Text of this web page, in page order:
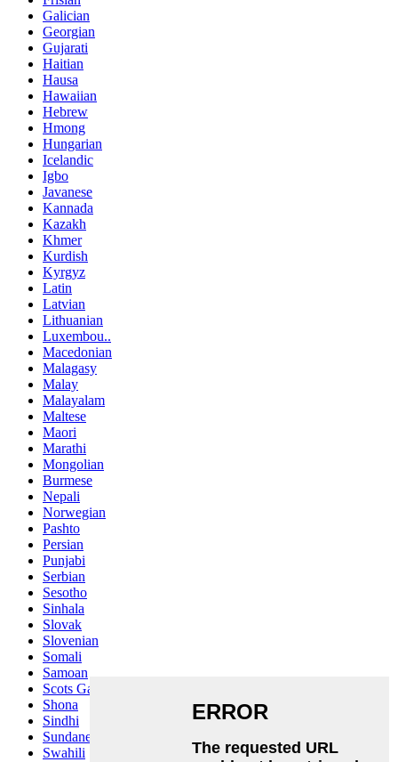
Galician
Georgian
Gujarati
Haitian
Hausa
Hawaiian
Hebrew
Hmong
Hungarian
Icelandic
Igbo
Javanese
Kannada
Kazakh
Khmer
Kurdish
Kyrgyz
Latin
Latvian
Lithuanian
Luxembou..
Macedonian
Malagasy
Malay
Malayalam
Maltese
Maori
Marathi
Mongolian
Burmese
Nepali
Norwegian
Pashto
Persian
Punjabi
Serbian
Sesotho
Sinhala
Slovak
Slovenian
Somali
Samoan
Scots Gaelic
Shona
Sindhi
Sundanese
Swahili